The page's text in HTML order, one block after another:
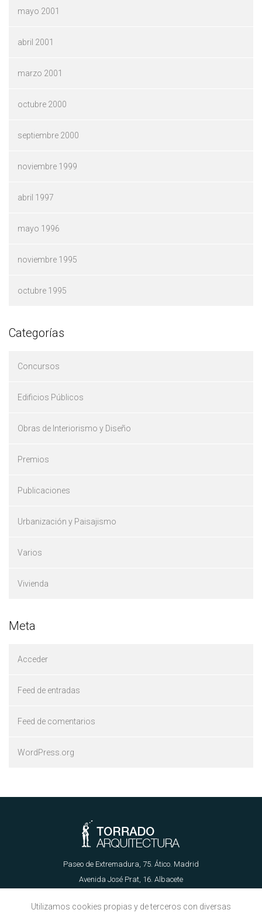
mayo 2001
abril 2001
marzo 2001
octubre 2000
septiembre 2000
noviembre 1999
abril 1997
mayo 1996
noviembre 1995
octubre 1995
Categorías
Concursos
Edificios Públicos
Obras de Interiorismo y Diseño
Premios
Publicaciones
Urbanización y Paisajismo
Varios
Vivienda
Meta
Acceder
Feed de entradas
Feed de comentarios
WordPress.org
Paseo de Extremadura, 75. Ático. Madrid
Avenida José Prat, 16. Albacete
Utilizamos cookies propias y de terceros con diversas